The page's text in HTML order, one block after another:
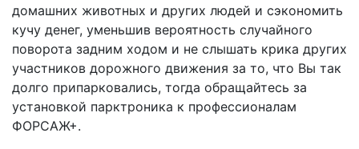
домашних животных и других людей и сэкономить
кучу денег, уменьшив вероятность случайного
поворота задним ходом и не слышать крика других
участников дорожного движения за то, что Вы так
долго припарковались, тогда обращайтесь за
установкой парктроника к профессионалам
ФОРСАЖ+.